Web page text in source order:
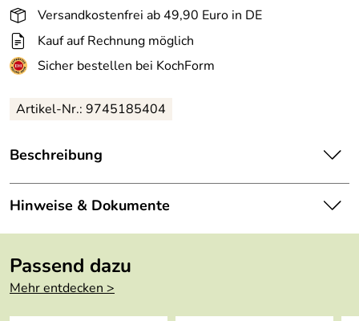
Versandkostenfrei ab 49,90 Euro in DE
Kauf auf Rechnung möglich
Sicher bestellen bei KochForm
Artikel-Nr.: 9745185404
Beschreibung
WindmühlenmesserK4 MittleresKochmesserHRC 60 in
Pflaume (nicht-rostfrei). Die mittelspitze Klinge eignet
Feines, österreichisches Pflaumenholz aus alten
Obsthöfen in weicher Linienführung lassen den Griff
angenehm in der Hand liegen. Das harte Holz hat eine
Hinweise & Dokumente
Klicken Sie hier für weitere Informationen. (884kB)
Passend dazu
Mehr entdecken >